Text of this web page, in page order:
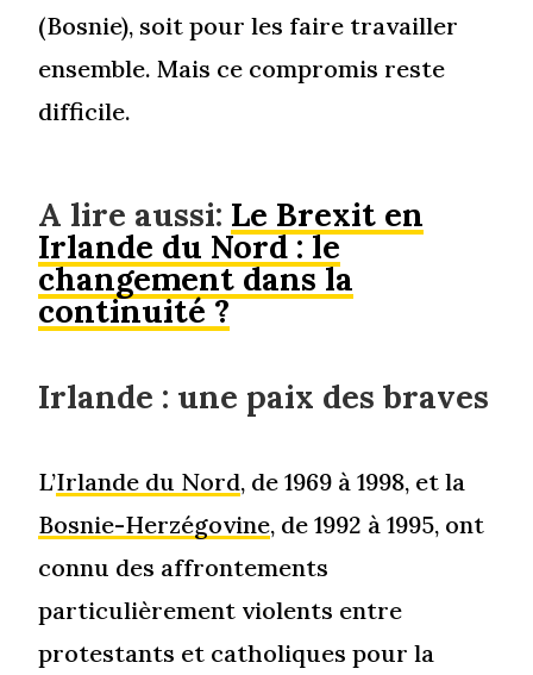
(Bosnie), soit pour les faire travailler
ensemble. Mais ce compromis reste
difficile.
A lire aussi: Le Brexit en
Irlande du Nord : le
changement dans la
continuité ?
Irlande : une paix des braves
L’Irlande du Nord, de 1969 à 1998, et la
Bosnie-Herzégovine, de 1992 à 1995, ont
connu des affrontements
particulièrement violents entre
protestants et catholiques pour la